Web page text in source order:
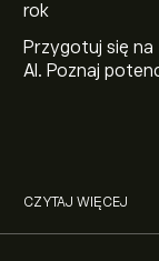
rok
Przygotuj się
AI. Poznaj
CZYTAJ WIĘCEJ